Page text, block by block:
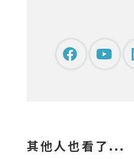
其他人也看了...